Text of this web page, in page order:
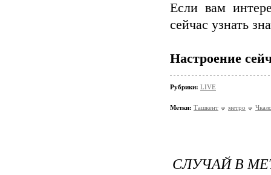
Если вам
сейчас узнать
Настроение
Рубрики: LIVE
Метки: Ташкент метро
СЛУЧАЙ В